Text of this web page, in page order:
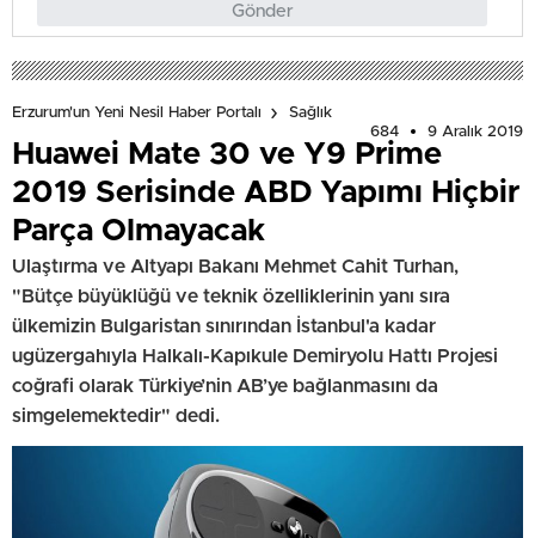
Gönder
Erzurum'un Yeni Nesil Haber Portalı
Sağlık
684
9 Aralık 2019
Huawei Mate 30 ve Y9 Prime
2019 Serisinde ABD Yapımı Hiçbir
Parça Olmayacak
Ulaştırma ve Altyapı Bakanı Mehmet Cahit Turhan,
"Bütçe büyüklüğü ve teknik özelliklerinin yanı sıra
ülkemizin Bulgaristan sınırından İstanbul'a kadar
ugüzergahıyla Halkalı-Kapıkule Demiryolu Hattı Projesi
coğrafi olarak Türkiye’nin AB’ye bağlanmasını da
simgelemektedir" dedi.